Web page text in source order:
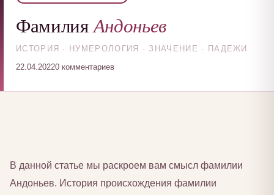
ФамилияАндоньев
ИСТОРИЯ · НУМЕРОЛОГИЯ · ЗНАЧЕНИЕ · ПАДЕЖИ
22.04.20220 комментариев
В данной статье мы раскроем вам смысл фамилии
Андоньев. История происхождения фамилии